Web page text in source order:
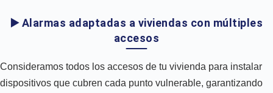
▶️ Alarmas adaptadas a viviendas con múltiples
accesos
Consideramos todos los accesos de tu vivienda para instalar
dispositivos que cubren cada punto vulnerable, garantizando